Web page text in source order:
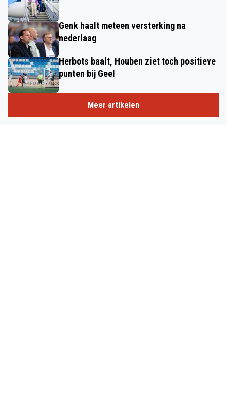
Genk haalt meteen versterking na
nederlaag
Herbots baalt, Houben ziet toch positieve
punten bij Geel
Meer artikelen